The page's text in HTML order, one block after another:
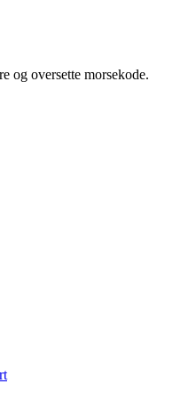
og oversette morsekode.